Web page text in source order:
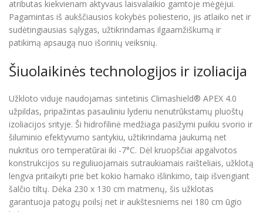
atributas kiekvienam aktyvaus laisvalaikio gamtoje mėgėjui.
Pagamintas iš aukščiausios kokybės poliesterio, jis atlaiko net ir
sudėtingiausias sąlygas, užtikrindamas ilgaamžiškumą ir
patikimą apsaugą nuo išorinių veiksnių.
Šiuolaikinės technologijos ir izoliacija
Užkloto viduje naudojamas sintetinis Climashield® APEX 4.0
užpildas, pripažintas pasauliniu lyderiu nenutrūkstamų pluoštų
izoliacijos srityje. Ši hidrofilinė medžiaga pasižymi puikiu svorio ir
šiluminio efektyvumo santykiu, užtikrindama jaukumą net
nukritus oro temperatūrai iki -7°C. Dėl kruopščiai apgalvotos
konstrukcijos su reguliuojamais sutraukiamais raišteliais, užklotą
lengva pritaikyti prie bet kokio hamako išlinkimo, taip išvengiant
šalčio tiltų. Dėka 230 x 130 cm matmenų, šis užklotas
garantuoja patogų poilsį net ir aukštesniems nei 180 cm ūgio